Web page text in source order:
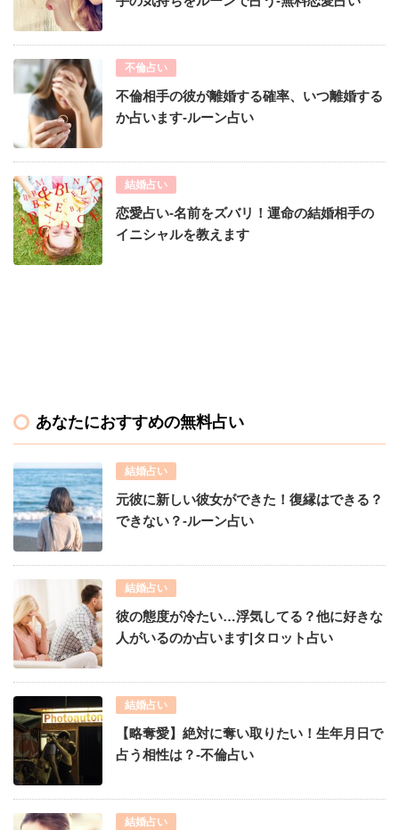
不倫占い
不倫相手の彼が離婚する確率、いつ離婚する
か占います-ルーン占い
結婚占い
恋愛占い-名前をズバリ！運命の結婚相手の
イニシャルを教えます
あなたにおすすめの無料占い
結婚占い
元彼に新しい彼女ができた！復縁はできる？
できない？-ルーン占い
結婚占い
彼の態度が冷たい…浮気してる？他に好きな
人がいるのか占います|タロット占い
結婚占い
【略奪愛】絶対に奪い取りたい！生年月日で
占う相性は？-不倫占い
結婚占い